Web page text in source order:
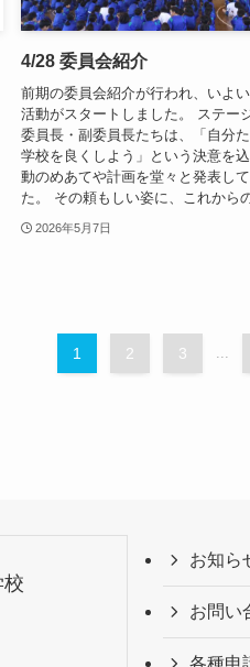
4/28 委員会紹介
前期の委員会紹介が行われ、いよ
活動がスタートしました。 ステー
委員長・副委員長たちは、「自分
学校を良くしよう」という決意を
動のめあてや計画を堂々と発表し
た。 その頼もしい姿に、これから
2026年5月7日
1 2 3
お知ら
お問い
各種申